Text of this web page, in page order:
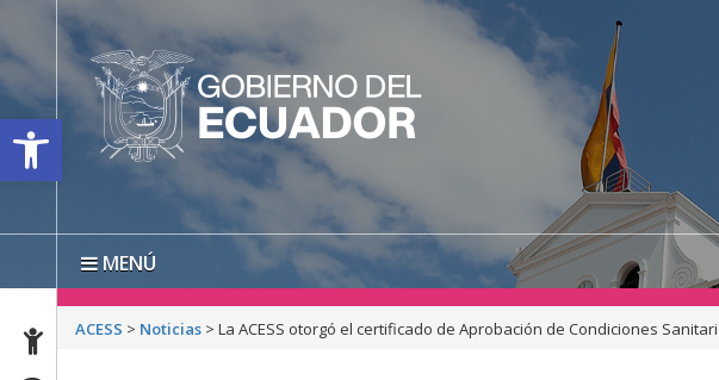
Open toolbar
MENÚ
ACESS > Noticias >La ACESS otorgó el certificado de Aprobación de Condiciones